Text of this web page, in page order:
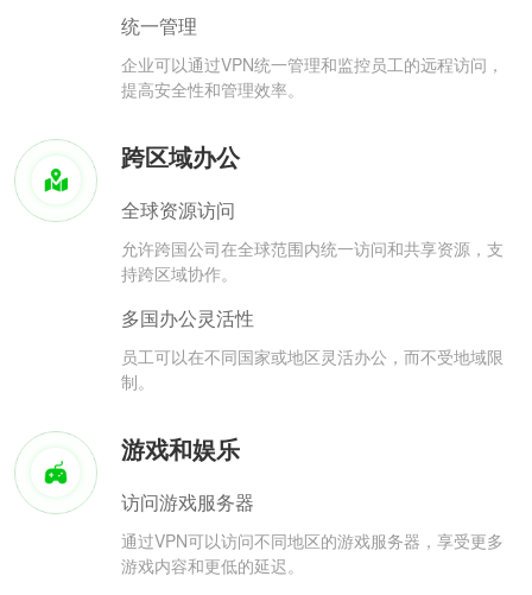
统一管理
企业可以通过VPN统一管理和监控员工的远程访问，
提高安全性和管理效率。
跨区域办公
全球资源访问
允许跨国公司在全球范围内统一访问和共享资源，支
持跨区域协作。
多国办公灵活性
员工可以在不同国家或地区灵活办公，而不受地域限
制。
游戏和娱乐
访问游戏服务器
通过VPN可以访问不同地区的游戏服务器，享受更多
游戏内容和更低的延迟。